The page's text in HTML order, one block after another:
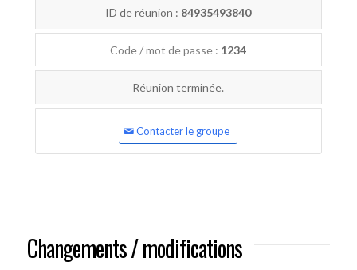
ID de réunion : 84935493840
Code / mot de passe : 1234
Réunion terminée.
Contacter le groupe
Changements / modifications